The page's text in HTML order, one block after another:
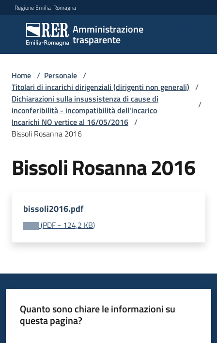
Vai al contenuto
Vai alla navigazione
Vai al footer
Regione Emilia-Romagna
Amministrazione
trasparente
Amministrazione
trasparente
Sottosezioni
Accesso
Home / Personale /
Titolari di incarichi dirigenziali (dirigenti non generali) /
Dichiarazioni sulla insussistenza di cause di
inconferibilità - incompatibilità dell'incarico
/
Incarichi NO vertice al 16/05/2016 /
Bissoli Rosanna 2016
Bissoli Rosanna 2016
bissoli2016.pdf
(PDF - 124,2 KB)
Quanto sono chiare le informazioni su
questa pagina?